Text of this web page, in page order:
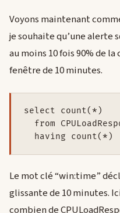
Voyons maintenant
je souhaite qu’une alerte
au moins 10 fois 90% de
fenêtre de 10 minutes.
select count(*)
from
Le mot clé “win:time”
glissante de 10 minutes.